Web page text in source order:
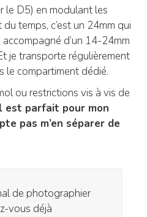
le D5) en modulant les
temps, c’est un 24mm qui
d’un 14-24mm
je transporte régulièrement
le compartiment dédié.
ou restrictions vis à vis de
est parfait pour mon
pas m’en séparer de
de photographier
vous déjà